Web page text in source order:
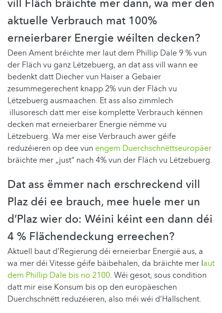
vill Fläch bräichte mer dann, wa mer den
aktuelle Verbrauch mat 100%
erneierbarer Energie wéilten decken?
Deen Ament bréichte mer laut dem Phillip Dale 9 % vun
der Fläch vu ganz Lëtzebuerg, an dat ass vill wann ee
bedenkt datt Diecher vun Haiser a Gebaier
zesummegerechent knapp 2% vun der Fläch vu
Lëtzebuerg ausmaachen. Et ass also zimmlech
illusoresch datt mer eise komplette Verbrauch kënnen
decken mat erneierbarer Energie nëmme vu
Lëtzebuerg. Wa mer eise Verbrauch awer géife
reduzéieren op dee vun engem Duerchschnëttseuropäer
bräichte mer „just“ nach 4% vun der Fläch vu Lëtzebuerg.
Dat ass ëmmer nach erschreckend vill
Plaz déi ee brauch, mee huele mer un
d’Plaz wier do: Wéini kéint een dann déi
4 % Flächendeckung erreechen?
Aktuell baut d’Regierung déi erneierbar Energië aus, a
wa mer déi Vitesse géife bäibehalen, da bräichte mer laut
dem Phillip Dale bis no 2100. Wéi gesot, sous condition
datt mir eise Konsum bis op den europäeschen
Duerchschnëtt reduzéieren, also méi wéi d‘Hallschent.